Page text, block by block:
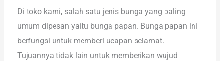
Di toko kami, salah satu jenis bunga yang paling
umum dipesan yaitu bunga papan. Bunga papan ini
berfungsi untuk memberi ucapan selamat.
Tujuannya tidak lain untuk memberikan wujud